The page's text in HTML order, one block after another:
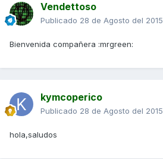
Vendettoso
Publicado 28 de Agosto del 2015
Bienvenida compañera :mrgreen:
kymcoperico
Publicado 28 de Agosto del 2015
hola,saludos